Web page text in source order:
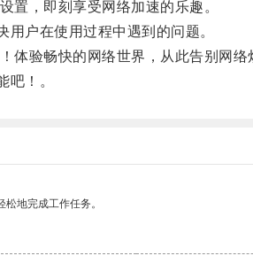
，即刻享受网络加速的乐趣。
户在使用过程中遇到的问题。
验畅快的网络世界，从此告别网络
！。
地完成工作任务。